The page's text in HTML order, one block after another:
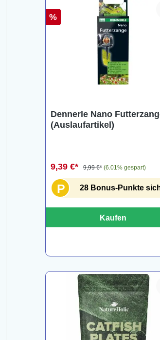
%
Dennerle Nano
(Auslaufartikel)
9,39 €* 9,99 €* (6.01% gespart)
P 28 Bonus-Punkte
Kaufen